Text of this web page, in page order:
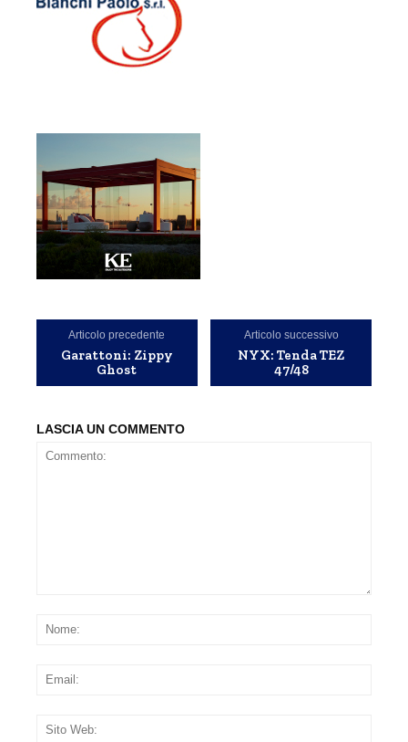
Articolo precedente
Garattoni: Zippy
Ghost
Articolo successivo
NYX: Tenda TEZ
47/48
LASCIA UN COMMENTO